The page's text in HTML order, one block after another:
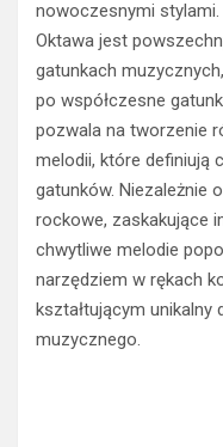
Oktawa jest
gatunkach
po współczesne
pozwala na tworzenie
melodii, które definiują
gatunków. Niezależnie
rockowe, zaskakujące
chwytliwe melodie
narzędziem w rękach
kształtującym unikalny
muzycznego.